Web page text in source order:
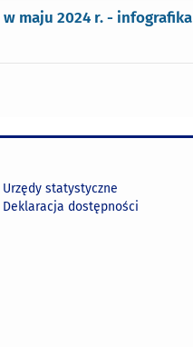
maju 2024 r. - infografika
Urzędy statystyczne
Deklaracja dostępności